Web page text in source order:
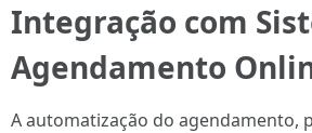
Integração com
Agendamento
A automatização do agendamento,